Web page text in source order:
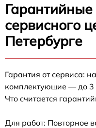
Гарантийные
сервисного
Петербурге
Гарантия от сервиса:
комплектующие — до 3
Что считается
Для работ: Повторное